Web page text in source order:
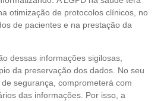
otimização de protocolos clínicos, no
de pacientes e na prestação da
dessas informações sigilosas,
da preservação dos dados. No seu
segurança, comprometerá com
das informações. Por isso, a